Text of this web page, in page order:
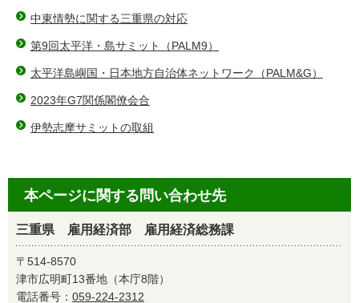
中東情勢に関する三重県の対応
第9回太平洋・島サミット（PALM9）
太平洋島嶼国・日本地方自治体ネットワーク（PALM&G）
2023年G7関係閣僚会合
伊勢志摩サミットの取組
本ページに関する問い合わせ先
三重県 雇用経済部 雇用経済総務課
〒514-8570
津市広明町13番地（本庁8階）
電話番号： 059-224-2312